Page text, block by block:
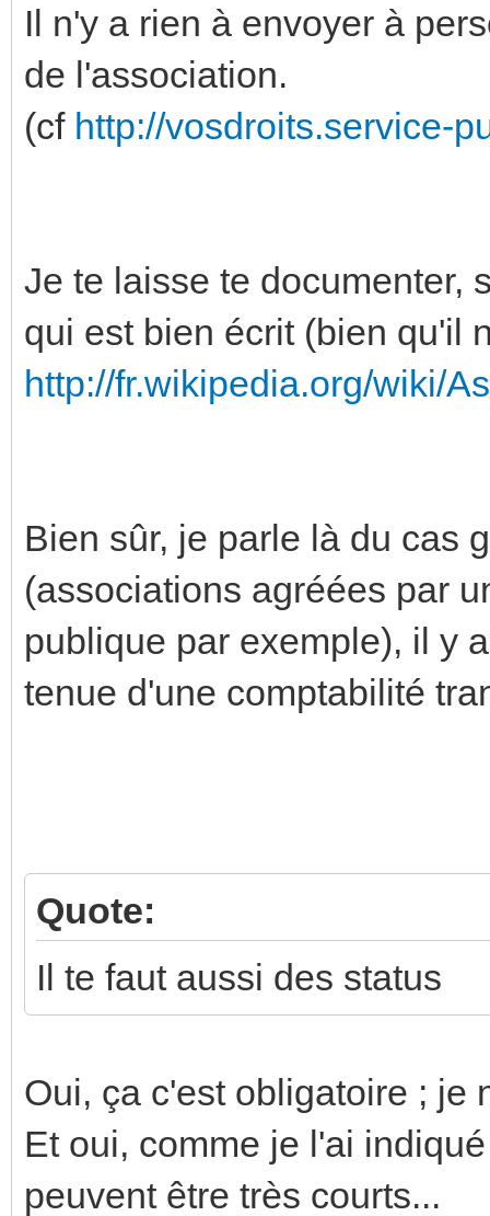
Il n'y a rien à envoyer à
de l'association.
(cf http://vosdroits.service-
Je te laisse te documenter,
qui est bien écrit (bien qu'il
http://fr.wikipedia.org/wiki/
Bien sûr, je parle là du cas
(associations agréées par
publique par exemple), il y
tenue d'une comptabilité
Quote:
Il te faut aussi des status
Oui, ça c'est obligatoire ; je
Et oui, comme je l'ai
peuvent être très courts...